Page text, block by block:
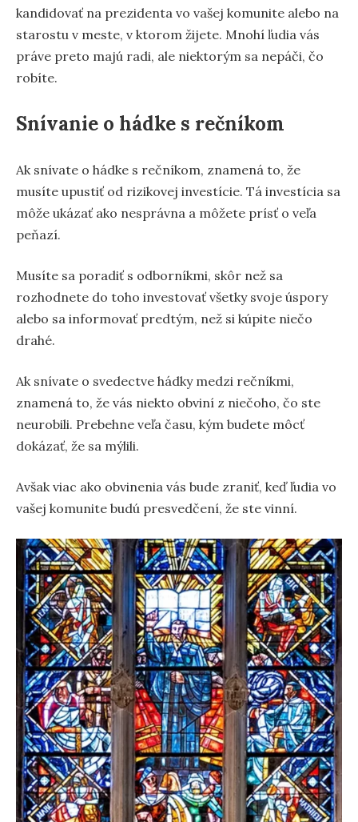
kandidovať na prezidenta vo vašej komunite alebo na
starostu v meste, v ktorom žijete. Mnohí ľudia vás
práve preto majú radi, ale niektorým sa nepáči, čo
robíte.
Snívanie o hádke s rečníkom
Ak snívate o hádke s rečníkom, znamená to, že
musíte upustiť od rizikovej investície. Tá investícia sa
môže ukázať ako nesprávna a môžete prísť o veľa
peňazí.
Musíte sa poradiť s odborníkmi, skôr než sa
rozhodnete do toho investovať všetky svoje úspory
alebo sa informovať predtým, než si kúpite niečo
drahé.
Ak snívate o svedectve hádky medzi rečníkmi,
znamená to, že vás niekto obviní z niečoho, čo ste
neurobili. Prebehne veľa času, kým budete môcť
dokázať, že sa mýlili.
Avšak viac ako obvinenia vás bude zraniť, keď ľudia vo
vašej komunite budú presvedčení, že ste vinní.